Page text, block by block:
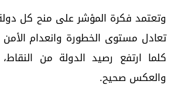
وتعتمد فكرة المؤشر على منح كل
تعادل مستوى الخطورة وانعدام الأمن
كلما ارتفع رصيد الدولة من
والعكس صحيح.